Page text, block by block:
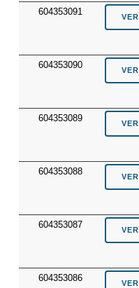
604353091
604353090
604353089
604353088
604353087
604353086